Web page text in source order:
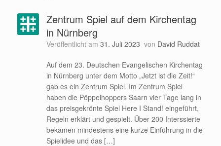
Zentrum Spiel auf dem Kirchentag
in Nürnberg
Veröffentlicht am 31. Juli 2023 von David Ruddat
Auf dem 23. Deutschen Evangelischen Kirchentag
in Nürnberg unter dem Motto „Jetzt ist die Zeit!“
gab es ein Zentrum Spiel. Im Zentrum Spiel
haben die Pöppelhoppers Saarn vier Tage lang in
das preisgekrönte Spiel Here I Stand! eingeführt,
Regeln erklärt und gespielt. Über 200 Interssierte
bekamen mindestens eine kurze Einführung in die
Spielidee und das […]